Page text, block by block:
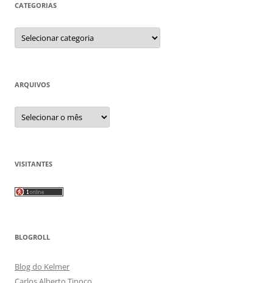
CATEGORIAS
Categorias
ARQUIVOS
Arquivos
VISITANTES
BLOGROLL
Blog do Kelmer